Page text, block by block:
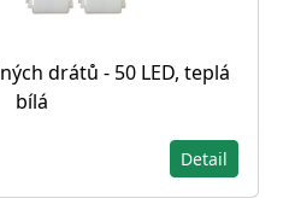
drátů - 50 LED, teplá
bílá
Detail